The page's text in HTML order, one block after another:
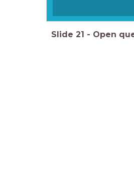
Slide 21 - Open